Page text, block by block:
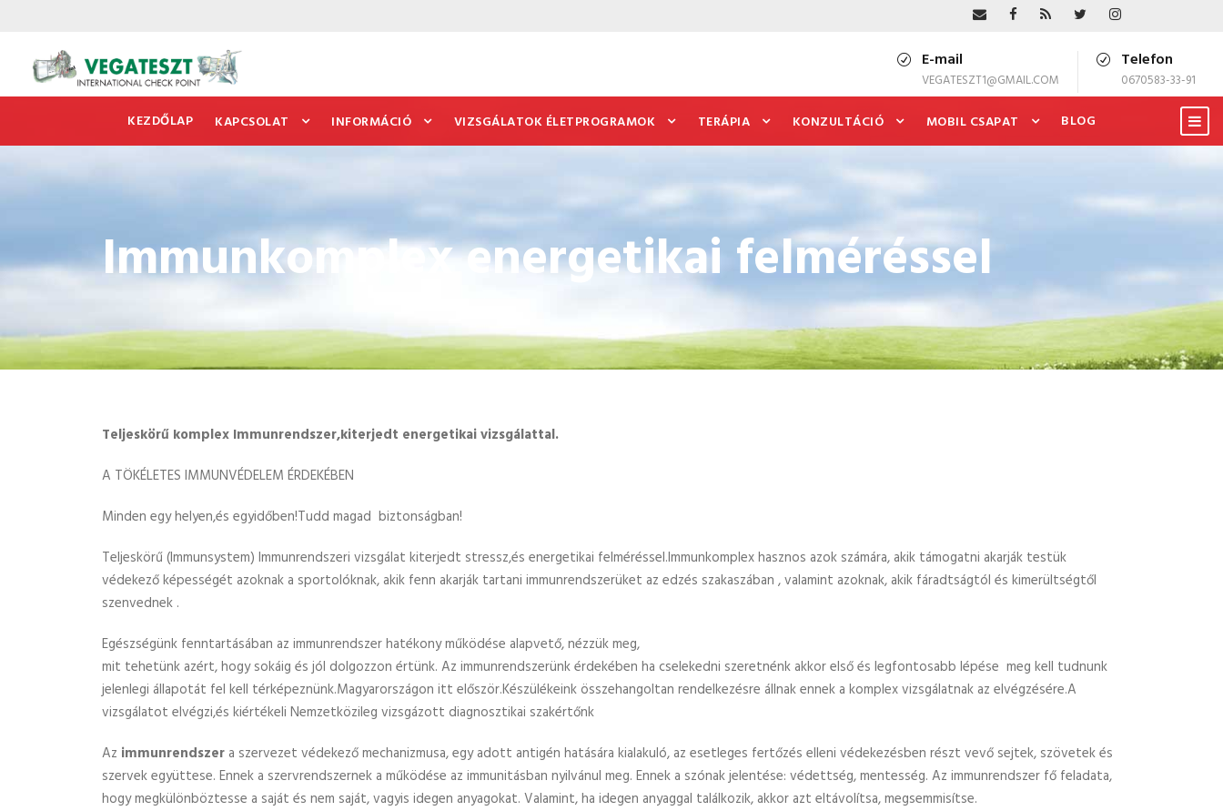
E-mail
VEGATESZT1@GMAIL.COM
Telefon
0670583-33-91
KEZDŐLAP KAPCSOLAT INFORMÁCIÓ VIZSGÁLATOK ÉLETPROGRAMOK TERÁPIA KONZULTÁCIÓ MOBIL CSAPAT BLOG
Immunkomplex energetikai felméréssel
Teljeskörű komplex Immunrendszer,kiterjedt energetikai vizsgálattal.
A TÖKÉLETES IMMUNVÉDELEM ÉRDEKÉBEN
Minden egy helyen,és egyidőben!Tudd magad biztonságban!
Teljeskörű (Immunsystem) Immunrendszeri vizsgálat kiterjedt stressz,és energetikai felméréssel.Immunkomplex hasznos azok számára, akik támogatni akarják testük
védekező képességét azoknak a sportolóknak, akik fenn akarják tartani immunrendszerüket az edzés szakaszában , valamint azoknak, akik fáradtságtól és kimerültségtől
szenvednek .
Egészségünk fenntartásában az immunrendszer hatékony működése alapvető, nézzük meg,
mit tehetünk azért, hogy sokáig és jól dolgozzon értünk. Az immunrendszerünk érdekében ha cselekedni szeretnénk akkor első és legfontosabb lépése meg kell tudnunk
jelenlegi állapotát fel kell térképeznünk.Magyarországon itt először.Készülékeink összehangoltan rendelkezésre állnak ennek a komplex vizsgálatnak az elvégzésére.A
vizsgálatot elvégzi,és kiértékeli Nemzetközileg vizsgázott diagnosztikai szakértőnk
Az immunrendszer a szervezet védekező mechanizmusa, egy adott antigén hatására kialakuló, az esetleges fertőzés elleni védekezésben részt vevő sejtek, szövetek és
szervek együttese. Ennek a szervrendszernek a működése az immunitásban nyilvánul meg. Ennek a szónak jelentése: védettség, mentesség. Az immunrendszer fő feladata,
hogy megkülönböztesse a saját és nem saját, vagyis idegen anyagokat. Valamint, ha idegen anyaggal találkozik, akkor azt eltávolítsa, megsemmisítse.